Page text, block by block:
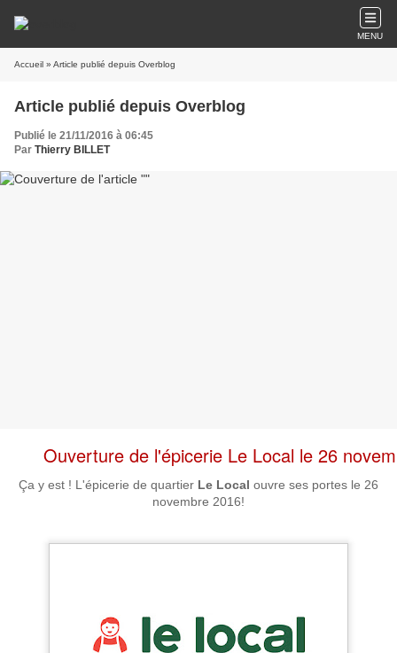
MENU
Accueil » Article publié depuis Overblog
Article publié depuis Overblog
Publié le 21/11/2016 à 06:45
Par Thierry BILLET
Ouverture de l'épicerie Le Local le 26
Ça y est ! L'épicerie de quartier Le Local ouvre ses portes le 26
novembre 2016!